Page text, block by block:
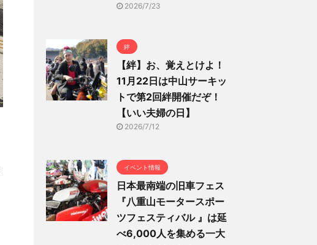
2026/7/23
絆
【絆】お、覚えとけよ！
11月22日は中山サーキッ
トで第2回絆開催だぞ！
【いい夫婦の日】
2026/7/12
イベント情報
日本最南端の旧車フェス
『八重山モータースポー
ツフェスティバル 』は延
べ6,000人を集める一大